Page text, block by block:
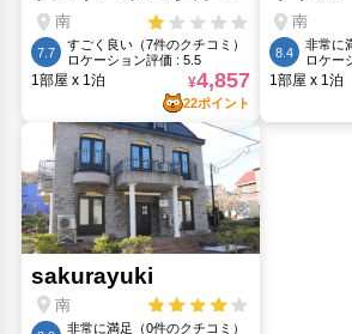
人気スポット
JR小樽駅(2.14km)
三角市場(2.22km)
マルケン交差点(2.03km)
天宮(1.53km)
天狗山(1.53km)
小樽一番街商店街(2.13km)
小樽出抜小路(2.36km)
小樽オルゴール堂 2号館アンティークミ
小樽都通り商店街(2.13km)
手宮線のサイト(2.37km)
手宮線跡(2.37km)